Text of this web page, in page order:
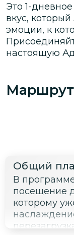
Это 1-
вкус, который
эмоции, к
настоящую
Маршрут
Общий
В
посещение
которому